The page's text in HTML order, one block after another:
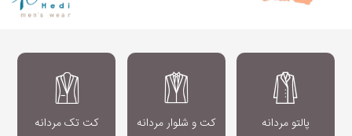
پالتو مردانه کت و شلوار مردانه کت تک مردانه